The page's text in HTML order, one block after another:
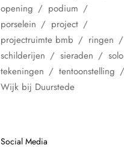
opening
podium
porselein
project
projectruimte bmb
ringen
schilderijen
sieraden
solo
tekeningen
tentoonstelling
Wijk bij Duurstede
Social Media